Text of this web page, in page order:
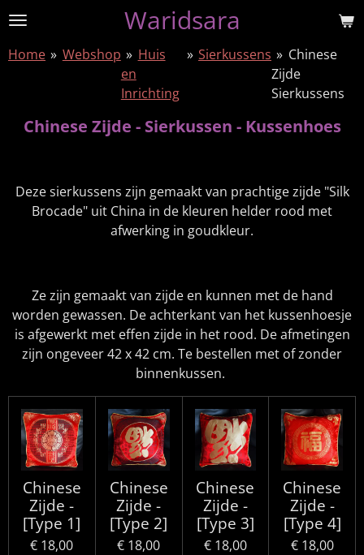
Ga
naar
Waridsara
Home » Webshop » Huis
en
Inrichting
» Sierkussens » Chinese
Zijde
Sierkussens
Chinese Zijde - Sierkussen - Kussenhoes
Deze sierkussens zijn gemaakt van prachtige zijde "Silk
Brocade" uit China in de kleuren helder rood met
afwerking in goudkleur.
Ze zijn gemaakt van zijde en kunnen met de hand
worden gewassen. De achterkant van het kussenhoesje
is afgewerkt met effen zijde in het rood. De afmetingen
zijn ongeveer 42 x 42 cm. Te bestellen met of zonder
binnenkussen.
Chinese
Zijde -
[Type 1]
€ 18,00
Chinese
Zijde -
[Type 2]
€ 18,00
Chinese
Zijde -
[Type 3]
€ 18,00
Chinese
Zijde -
[Type 4]
€ 18,00